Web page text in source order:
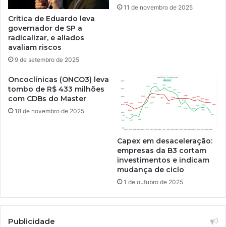
Crítica de Eduardo leva
governador de SP a
radicalizar, e aliados
avaliam riscos
9 de setembro de 2025
11 de novembro de 2025
Oncoclínicas (ONCO3) leva
tombo de R$ 433 milhões
com CDBs do Master
18 de novembro de 2025
Capex em desaceleração:
empresas da B3 cortam
investimentos e indicam
mudança de ciclo
1 de outubro de 2025
Publicidade